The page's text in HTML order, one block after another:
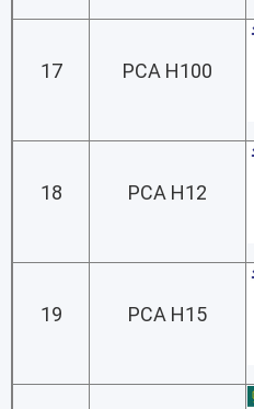
17 PCA H100
18 PCA H12
19 PCA H15